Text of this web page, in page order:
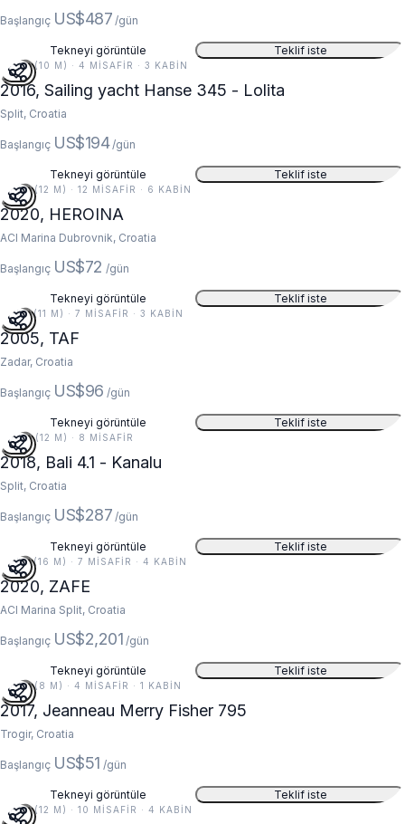
Başlangıç US$487 /gün
Tekneyi görüntüle Teklif iste
34 FT (10 M) · 4 MISAFIR · 3 KABIN
2016, Sailing yacht Hanse 345 - Lolita
Split, Croatia
Başlangıç US$194 /gün
Tekneyi görüntüle Teklif iste
38 FT (12 M) · 12 MISAFIR · 6 KABIN
2020, HEROINA
ACI Marina Dubrovnik, Croatia
Başlangıç US$72 /gün
Tekneyi görüntüle Teklif iste
37 FT (11 M) · 7 MISAFIR · 3 KABIN
2005, TAF
Zadar, Croatia
Başlangıç US$96 /gün
Tekneyi görüntüle Teklif iste
40 FT (12 M) · 8 MISAFIR
2018, Bali 4.1 - Kanalu
Split, Croatia
Başlangıç US$287 /gün
Tekneyi görüntüle Teklif iste
52 FT (16 M) · 7 MISAFIR · 4 KABIN
2020, ZAFE
ACI Marina Split, Croatia
Başlangıç US$2,201 /gün
Tekneyi görüntüle Teklif iste
26 FT (8 M) · 4 MISAFIR · 1 KABIN
2017, Jeanneau Merry Fisher 795
Trogir, Croatia
Başlangıç US$51 /gün
Tekneyi görüntüle Teklif iste
38 FT (12 M) · 10 MISAFIR · 4 KABIN